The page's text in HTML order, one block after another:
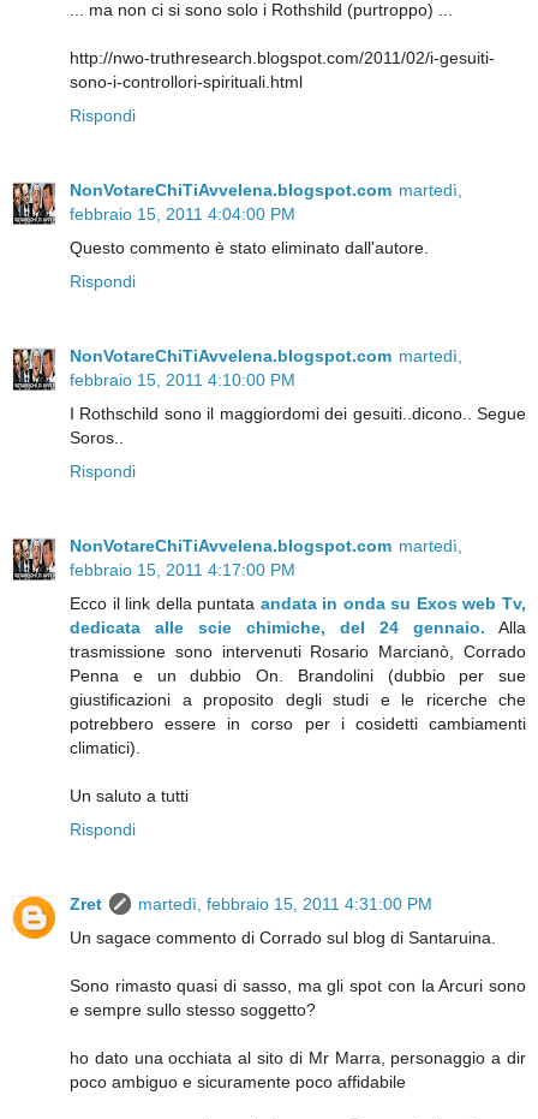
... ma non ci si sono solo i Rothshild (purtroppo) ...
http://nwo-truthresearch.blogspot.com/2011/02/i-gesuiti-
sono-i-controllori-spirituali.html
Rispondi
NonVotareChiTiAvvelena.blogspot.com martedì,
febbraio 15, 2011 4:04:00 PM
Questo commento è stato eliminato dall'autore.
Rispondi
NonVotareChiTiAvvelena.blogspot.com martedì,
febbraio 15, 2011 4:10:00 PM
I Rothschild sono il maggiordomi dei gesuiti..dicono.. Segue
Soros..
Rispondi
NonVotareChiTiAvvelena.blogspot.com martedì,
febbraio 15, 2011 4:17:00 PM
Ecco il link della puntata andata in onda su Exos web Tv,
dedicata alle scie chimiche, del 24 gennaio. Alla
trasmissione sono intervenuti Rosario Marcianò, Corrado
Penna e un dubbio On. Brandolini (dubbio per sue
giustificazioni a proposito degli studi e le ricerche che
potrebbero essere in corso per i cosidetti cambiamenti
climatici).
Un saluto a tutti
Rispondi
Zret
martedì, febbraio 15, 2011 4:31:00 PM
Un sagace commento di Corrado sul blog di Santaruina.
Sono rimasto quasi di sasso, ma gli spot con la Arcuri sono
e sempre sullo stesso soggetto?
ho dato una occhiata al sito di Mr Marra, personaggio a dir
poco ambiguo e sicuramente poco affidabile